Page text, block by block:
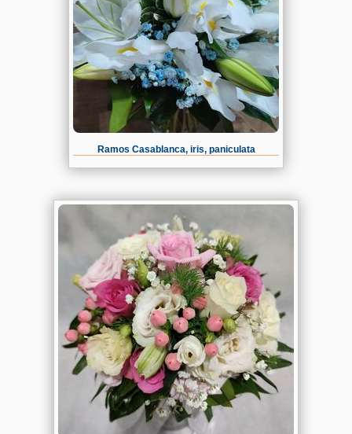
Ramos Casablanca, iris, paniculata